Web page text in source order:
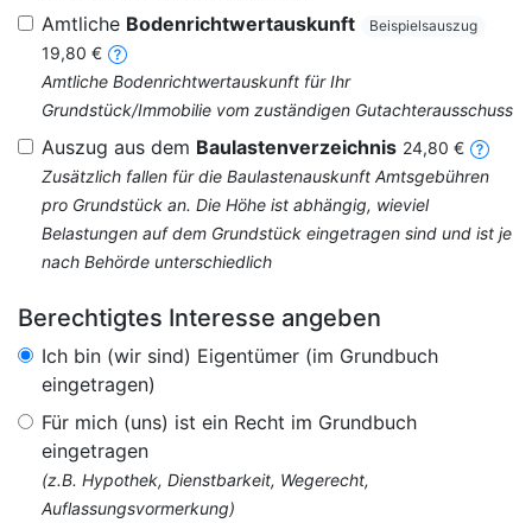
Amtliche Bodenrichtwertauskunft Beispielsauszug
19,80 €
Amtliche Bodenrichtwertauskunft für Ihr
Grundstück/Immobilie vom zuständigen Gutachterausschuss
Auszug aus dem Baulastenverzeichnis 24,80 €
Zusätzlich fallen für die Baulastenauskunft Amtsgebühren
pro Grundstück an. Die Höhe ist abhängig, wieviel
Belastungen auf dem Grundstück eingetragen sind und ist je
nach Behörde unterschiedlich
Berechtigtes Interesse angeben
Ich bin (wir sind) Eigentümer (im Grundbuch
eingetragen)
Für mich (uns) ist ein Recht im Grundbuch
eingetragen
(z.B. Hypothek, Dienstbarkeit, Wegerecht,
Auflassungsvormerkung)